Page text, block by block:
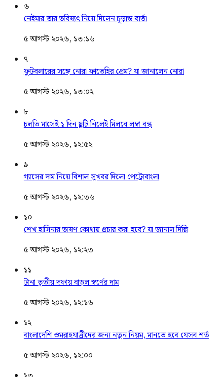
৬
নেইমার তার ভবিষ্যৎ নিয়ে দিলেন চূড়ান্ত বার্তা
৫ আগস্ট ২০২৬, ১৩:১৬
৭
ফুটবলারের সঙ্গে নোরা ফাতেহির প্রেম? যা জানালেন নোরা
৫ আগস্ট ২০২৬, ১৩:০২
৮
চলতি মাসেই ১ দিন ছুটি নিলেই মিলবে লম্বা বন্ধ
৫ আগস্ট ২০২৬, ১২:৫২
৯
গ্যাসের দাম নিয়ে বিশাল সুখবর দিলো পেট্রোবাংলা
৫ আগস্ট ২০২৬, ১২:৩৬
১০
শেখ হাসিনার ভাষণ কোথায় প্রচার করা হবে? যা জানাল দিল্লি
৫ আগস্ট ২০২৬, ১২:২৩
১১
টানা তৃতীয় দফায় বাড়ল স্বর্ণের দাম
৫ আগস্ট ২০২৬, ১২:১৬
১২
বাংলাদেশি ওমরাহযাত্রীদের জন্য নতুন নিয়ম, মানতে হবে যেসব শর্ত
৫ আগস্ট ২০২৬, ১২:০০